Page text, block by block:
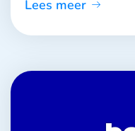
Lees meer